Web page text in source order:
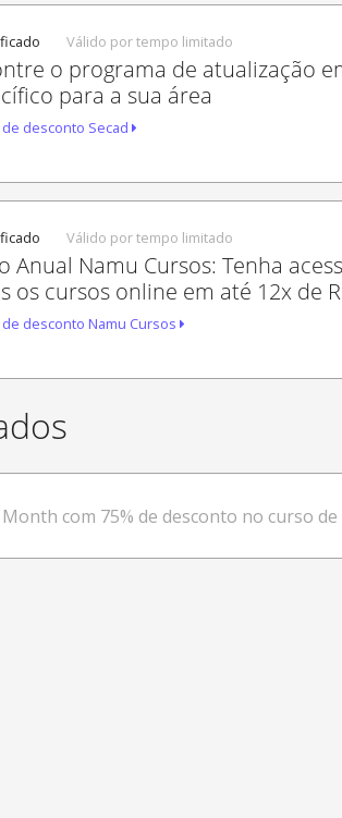
Válido por tempo limitado
o programa de atualização
para a sua área
desconto Secad
Válido por tempo limitado
Anual Namu Cursos: Tenha
os cursos online em até 12x de
desconto Namu Cursos
com 75% de desconto no curso de